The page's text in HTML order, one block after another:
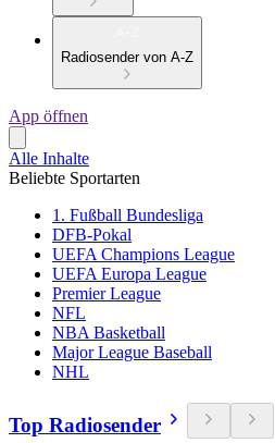
Radiosender von A-Z
App öffnen
Alle Inhalte
Beliebte Sportarten
1. Fußball Bundesliga
DFB-Pokal
UEFA Champions League
UEFA Europa League
Premier League
NFL
NBA Basketball
Major League Baseball
NHL
Top Radiosender